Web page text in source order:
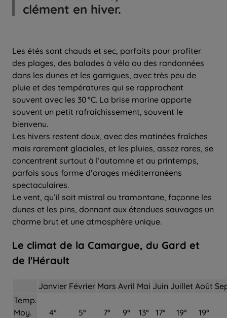
clément en hiver.
Les étés sont chauds et sec, parfaits pour profiter
des plages, des balades à vélo ou des randonnées
dans les dunes et les garrigues, avec très peu de
pluie et des températures qui se rapprochent
souvent avec les 30 °C. La brise marine apporte
souvent un petit rafraîchissement, souvent le
bienvenu.
Les hivers restent doux, avec des matinées fraîches
mais rarement glaciales, et les pluies, assez rares, se
concentrent surtout à l’automne et au printemps,
parfois sous forme d’orages méditerranéens
spectaculaires.
Le vent, qu’il soit mistral ou tramontane, façonne les
dunes et les pins, donnant aux étendues sauvages un
charme brut et une atmosphère unique.
Le climat de la Camargue, du Gard et
de l'Hérault
Janvier Février Mars Avril Mai Juin Juillet Août
Temp.
Moy.
4° 5° 7° 9° 13° 17° 19° 19°